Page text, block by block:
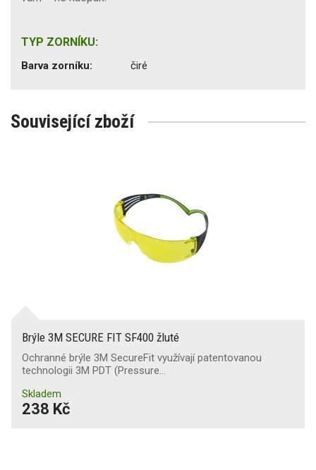
TYP ZORNÍKU:
Barva zorníku: čiré
Související zboží
Brýle 3M SECURE FIT SF400 žluté
Ochranné brýle 3M SecureFit využívají patentovanou
technologii 3M PDT (Pressure…
Skladem
238 Kč